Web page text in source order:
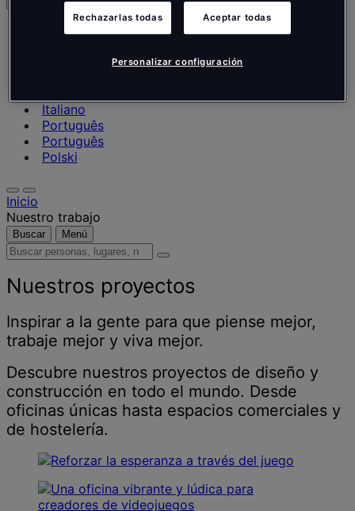
English
Italiano
Português
Português
Polski
Inicio
Nuestro trabajo
Buscar Menú
Buscar
lugares,
noticias
y
opiniones
Nuestros proyectos
Inspirar a la gente para que piense mejor,
trabaje mejor y viva mejor.
Descubre nuestros proyectos de diseño y
construcción en todo el mundo. Desde
oficinas únicas hasta espacios comerciales y
de hostelería.
Rechazarlas todas Aceptar todas
Personalizar configuración